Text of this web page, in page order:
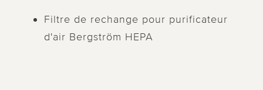
Filtre de rechange pour purificateur
d'air Bergström HEPA